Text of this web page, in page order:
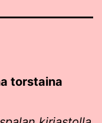
torstaina